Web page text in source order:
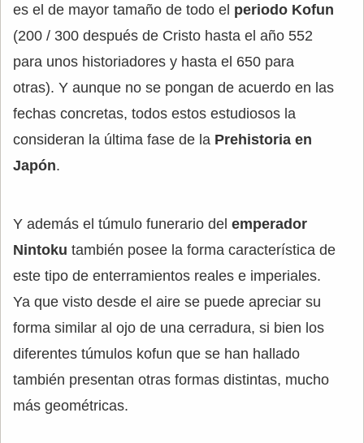
es el de mayor tamaño de todo el periodo Kofun
(200 / 300 después de Cristo hasta el año 552
para unos historiadores y hasta el 650 para
otras). Y aunque no se pongan de acuerdo en las
fechas concretas, todos estos estudiosos la
consideran la última fase de la Prehistoria en
Japón.
Y además el túmulo funerario del emperador
Nintoku también posee la forma característica de
este tipo de enterramientos reales e imperiales.
Ya que visto desde el aire se puede apreciar su
forma similar al ojo de una cerradura, si bien los
diferentes túmulos kofun que se han hallado
también presentan otras formas distintas, mucho
más geométricas.